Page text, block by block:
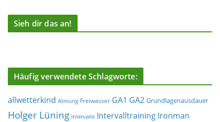
Sieh dir das an!
Häufig verwendete Schlagworte:
allwetterkind Atmung Freiwasser GA1 GA2 Grundlagenausdauer
Holger Lüning Intervalle Intervalltraining Ironman